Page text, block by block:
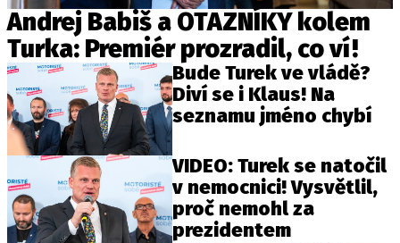
Andrej Babiš a OTAZNÍKY kolem
Turka: Premiér prozradil, co ví!
Bude Turek ve vládě?
Diví se i Klaus! Na
seznamu jméno chybí
VIDEO: Turek se natočil
v nemocnici! Vysvětlil,
proč nemohl za
prezidentem